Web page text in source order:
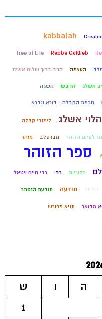
kabbalah
Rebbe Gottlieb
Tree of Life
העצמה הרב ברוך שלום אשלג
אשלג הרבש השגה
חכמת הקבלה - בורא ונברא
אשלג לימודי קבלה
לסיום הזוהר מברסלב מוהר
ספר הזוהר
קלוריות רבי רבי חיים ויטאל
שלווה תודעה תודעת הנסתר
מבואר תניא מפורש
ה ו
ש
1